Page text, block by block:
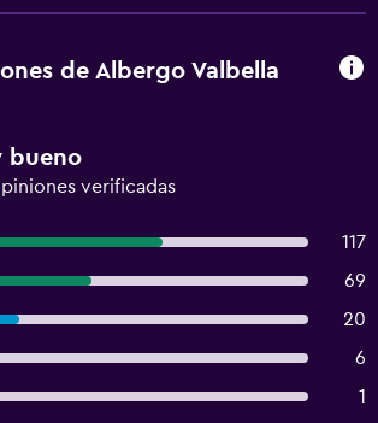
de Albergo Valbella
bueno
verificadas
117
69
20
6
1